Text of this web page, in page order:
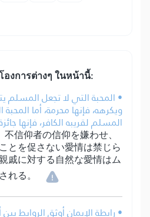
งการต่างๆ ในหน้านี้:
• المحبة التي لا تجعل المسلم
ويكرهه، فإنها محرمة، أما
المسلم لقريبه الكافر، فإنها
信仰者の信仰を嫌わせ、
とを促さない愛情は禁じら
戚に対する自然な愛情はム
る。
• رابطة الإيمان أوثق الروابط